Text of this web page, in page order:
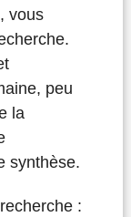
vous
peu
la
synthèse.
: